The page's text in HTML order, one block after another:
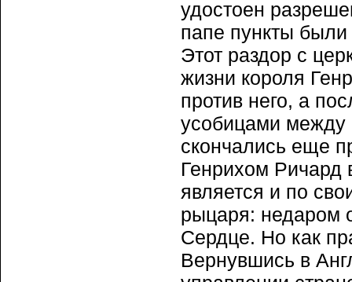
удостоен
папе пункты
Этот раздор с
жизни короля
против него, а
усобицами
скончались еще
Генрихом Ричард
является и по
рыцаря: недаром
Сердце. Но как
Вернувшись в